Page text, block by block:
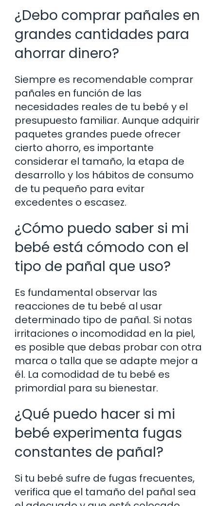
¿Debo comprar pañales en
grandes cantidades para
ahorrar dinero?
Siempre es recomendable comprar
pañales en función de las
necesidades reales de tu bebé y el
presupuesto familiar. Aunque adquirir
paquetes grandes puede ofrecer
cierto ahorro, es importante
considerar el tamaño, la etapa de
desarrollo y los hábitos de consumo
de tu pequeño para evitar
excedentes o escasez.
¿Cómo puedo saber si mi
bebé está cómodo con el
tipo de pañal que uso?
Es fundamental observar las
reacciones de tu bebé al usar
determinado tipo de pañal. Si notas
irritaciones o incomodidad en la piel,
es posible que debas probar con otra
marca o talla que se adapte mejor a
él. La comodidad de tu bebé es
primordial para su bienestar.
¿Qué puedo hacer si mi
bebé experimenta fugas
constantes de pañal?
Si tu bebé sufre de fugas frecuentes,
verifica que el tamaño del pañal sea